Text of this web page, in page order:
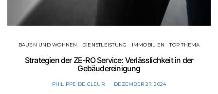
BAUEN UND WOHNEN DIENSTLEISTUNG IMMOBILIEN TOP THEMA
Strategien der ZE-RO Service: Verlässlichkeit in der
Gebäudereinigung
PHILIPPE DE CLEUR DEZEMBER 27, 2024